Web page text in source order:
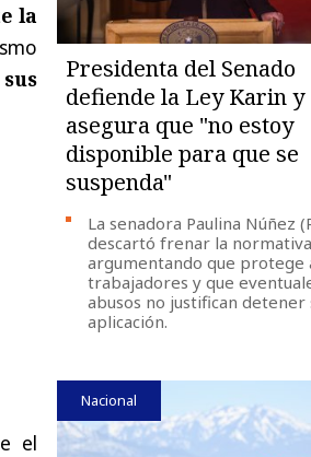
la
el
Presidenta del Senado
defiende la Ley Karin y
asegura que "no estoy
disponible para que se
suspenda"
La senadora Paulina Núñez
descartó frenar la
argumentando que protege
trabajadores y que
abusos no justifican detener
aplicación.
Nacional